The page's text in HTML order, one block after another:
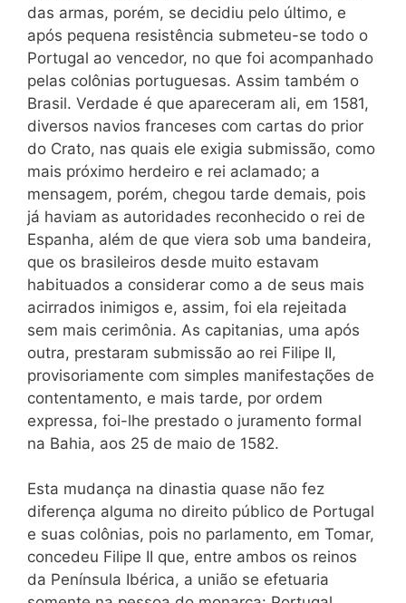
das armas, porém, se decidiu pelo último, e
após pequena resistência submeteu-se todo o
Portugal ao vencedor, no que foi acompanhado
pelas colônias portuguesas. Assim também o
Brasil. Verdade é que apareceram ali, em 1581,
diversos navios franceses com cartas do prior
do Crato, nas quais ele exigia submissão, como
mais próximo herdeiro e rei aclamado; a
mensagem, porém, chegou tarde demais, pois
já haviam as autoridades reconhecido o rei de
Espanha, além de que viera sob uma bandeira,
que os brasileiros desde muito estavam
habituados a considerar como a de seus mais
acirrados inimigos e, assim, foi ela rejeitada
sem mais cerimônia. As capitanias, uma após
outra, prestaram submissão ao rei Filipe II,
provisoriamente com simples manifestações de
contentamento, e mais tarde, por ordem
expressa, foi-lhe prestado o juramento formal
na Bahia, aos 25 de maio de 1582.
Esta mudança na dinastia quase não fez
diferença alguma no direito público de Portugal
e suas colônias, pois no parlamento, em Tomar,
concedeu Filipe II que, entre ambos os reinos
da Península Ibérica, a união se efetuaria